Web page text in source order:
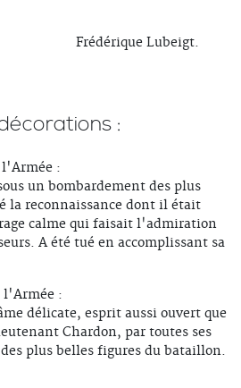
Frédérique Lubeigt.
:
l'Armée :
un bombardement des plus
la reconnaissance dont il était
calme qui faisait l'admiration
A été tué en accomplissant sa
l'Armée :
délicate, esprit aussi ouvert que
Chardon, par toutes ses
plus belles figures du bataillon.